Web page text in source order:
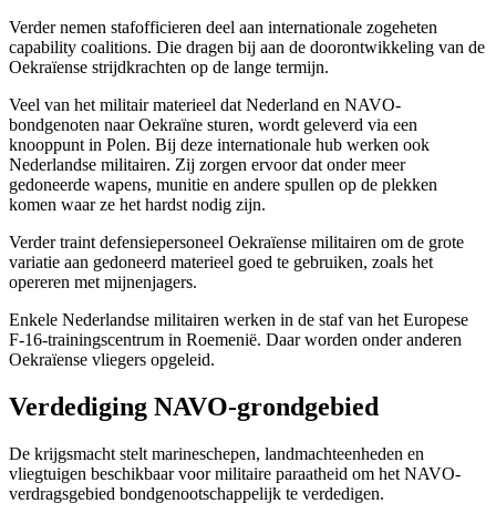
Verder nemen stafofficieren deel aan internationale zogeheten
capability coalitions. Die dragen bij aan de doorontwikkeling van de
Oekraïense strijdkrachten op de lange termijn.
Veel van het militair materieel dat Nederland en NAVO-
bondgenoten naar Oekraïne sturen, wordt geleverd via een
knooppunt in Polen. Bij deze internationale hub werken ook
Nederlandse militairen. Zij zorgen ervoor dat onder meer
gedoneerde wapens, munitie en andere spullen op de plekken
komen waar ze het hardst nodig zijn.
Verder traint defensiepersoneel Oekraïense militairen om de grote
variatie aan gedoneerd materieel goed te gebruiken, zoals het
opereren met mijnenjagers.
Enkele Nederlandse militairen werken in de staf van het Europese
F-16-trainingscentrum in Roemenië. Daar worden onder anderen
Oekraïense vliegers opgeleid.
Verdediging NAVO-grondgebied
De krijgsmacht stelt marineschepen, landmachteenheden en
vliegtuigen beschikbaar voor militaire paraatheid om het NAVO-
verdragsgebied bondgenootschappelijk te verdedigen.